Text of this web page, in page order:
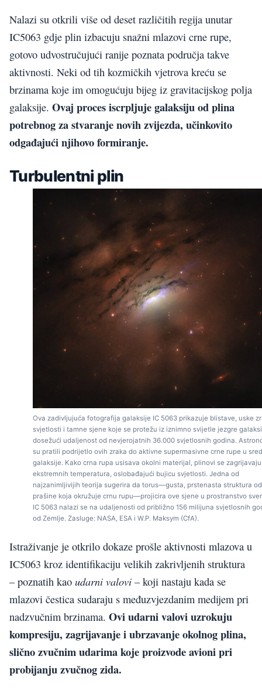
Nalazi su otkrili više od deset različitih regija unutar
IC5063 gdje plin izbacuju snažni mlazovi crne rupe,
gotovo udvostručujući ranije poznata područja takve
aktivnosti. Neki od tih kozmičkih vjetrova kreću se
brzinama koje im omogućuju bijeg iz gravitacijskog polja
galaksije. Ovaj proces iscrpljuje galaksiju od plina
potrebnog za stvaranje novih zvijezda, učinkovito
odgađajući njihovo formiranje.
Turbulentni plin
Ova zadivljujuća fotografija galaksije IC 5063 prikazuje blistave, uske
svjetlosti i tamne sjene koje se protežu iz iznimno svijetle jezgre
dosežući udaljenost od nevjerojatnih 36.000 svjetlosnih godina.
su pratili podrijetlo ovih zraka do aktivne supermasivne crne rupe u
galaksije. Kako crna rupa usisava okolni materijal, plinovi se
ekstremnih temperatura, oslobađajući bujicu svjetlosti. Jedna od
najzanimljivijih teorija sugerira da torus—gusta, prstenasta struktura od
prašine koja okružuje crnu rupu—projicira ove sjene u prostranstvo
IC 5063 nalazi se na udaljenosti od približno 156 milijuna svjetlosnih
od Zemlje. Zasluge: NASA, ESA i W.P. Maksym (CfA).
Istraživanje je otkrilo dokaze prošle aktivnosti mlazova u
IC5063 kroz identifikaciju velikih zakrivljenih struktura
– poznatih kao udarni valovi – koji nastaju kada se
mlazovi čestica sudaraju s međuzvjezdanim medijem pri
nadzvučnim brzinama. Ovi udarni valovi uzrokuju
kompresiju, zagrijavanje i ubrzavanje okolnog plina,
slično zvučnim udarima koje proizvode avioni pri
probijanju zvučnog zida.